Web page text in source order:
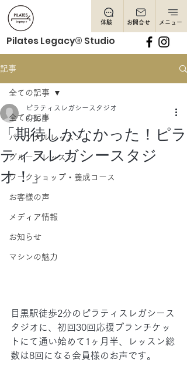
体験 お問合せ メニュー
Pilates Legacy® Studio
記事
全ての記事
パーソナルレッスン
グループレッスン
ワークショップ・養成コース
お客様の声
メディア情報
お知らせ
マシンの魅力
全ての記事
「期待しかなかった！ピラ
ティスレガシースタジ
オ！」
ピラティスレガシースタジオ
6月5日
目黒駅徒歩2分のピラティスレガシース
タジオに、初回30回応援プランチケッ
トにて通い始めて1ヶ月半、レッスン総
数は8回になる会員様のお声です。